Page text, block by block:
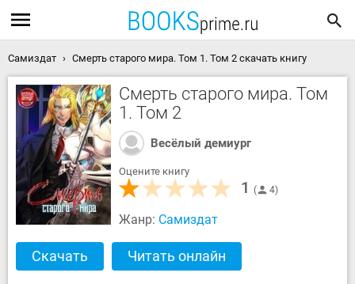
Самиздат Смерть старого мира. Том 1. Том 2 скачать книгу
Смерть старого мира. Том
1. Том 2
Весёлый демиург
Оцените книгу
1 4
Жанр: Самиздат
Скачать Читать онлайн